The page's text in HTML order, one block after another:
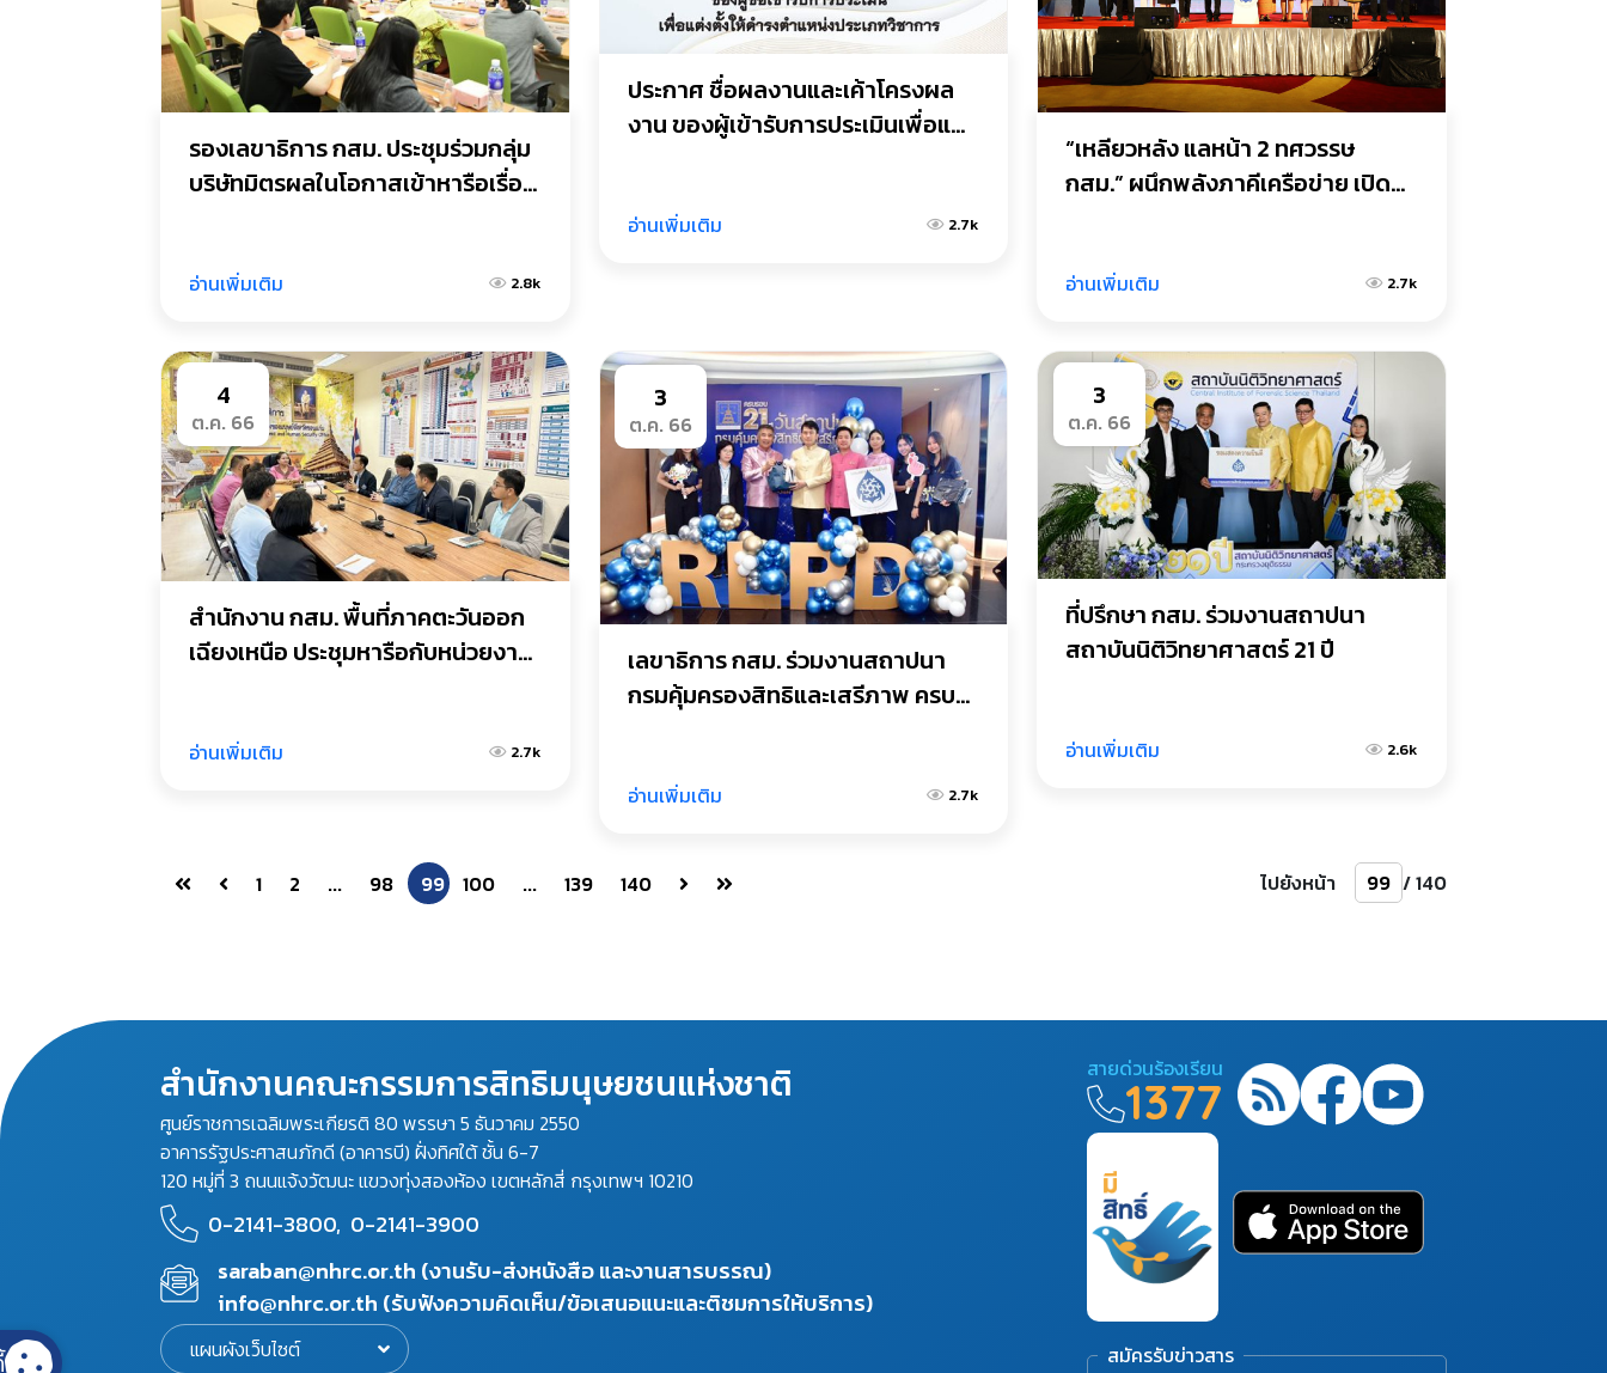
รองเลขาธิการ กสม. ประชุมร่วมกลุ่ม
บริษัทมิตรผลในโอกาสเข้าหารือเรื่อง
อ่านเพิ่มเติม 2.8k
ประกาศ ชื่อผลงานและเค้าโครงผล
งาน ของผู้เข้ารับการประเมินเพื่อแต่ง
อ่านเพิ่มเติม 2.7k
“เหลียวหลัง แลหน้า 2 ทศวรรษ
กสม.” ผนึกพลังภาคีเครือข่าย เปิด
อ่านเพิ่มเติม 2.7k
4
ต.ค. 66
สำนักงาน กสม. พื้นที่ภาคตะวันออก
เฉียงเหนือ ประชุมหารือกับหน่วยงาน
ด้านสิทธิมนุษยชนร่วมกัน
อ่านเพิ่มเติม 2.7k
3
ต.ค. 66
เลขาธิการ กสม. ร่วมงานสถาปนา
กรมคุ้มครองสิทธิและเสรีภาพ ครบ
อ่านเพิ่มเติม 2.7k
3
ต.ค. 66
ที่ปรึกษา กสม. ร่วมงานสถาปนา
สถาบันนิติวิทยาศาสตร์ 21 ปี
อ่านเพิ่มเติม 2.6k
1 2 ... 98 99 100 ... 139 140 ไปยังหน้า / 140
สำนักงานคณะกรรมการสิทธิมนุษยชนแห่งชาติ
ศูนย์ราชการเฉลิมพระเกียรติ 80 พรรษา 5 ธันวาคม 2550
อาคารรัฐประศาสนภักดี (อาคารบี) ฝั่งทิศใต้ ชั้น 6-7
120 หมู่ที่ 3 ถนนแจ้งวัฒนะ แขวงทุ่งสองห้อง เขตหลักสี่ กรุงเทพฯ 10210
0-2141-3800, 0-2141-3900
saraban@nhrc.or.th (งานรับ-ส่งหนังสือ และงานสารบรรณ)
info@nhrc.or.th (รับฟังความคิดเห็น/ข้อเสนอแนะและติชมการให้บริการ)
แผนผังเว็บไซต์
สายด่วนร้องเรียน
1377
สมัครรับข่าวสาร